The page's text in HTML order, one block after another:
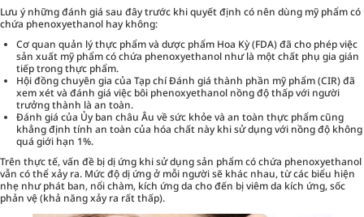
Lưu ý những đánh giá sau đây trước khi quyết định có nên dùng mỹ phẩm có
chứa phenoxyethanol hay không:
Cơ quan quản lý thực phẩm và dược phẩm Hoa Kỳ (FDA) đã cho phép việc
sản xuất mỹ phẩm có chứa phenoxyethanol như là một chất phụ gia gián
tiếp trong thực phẩm.
Hội đồng chuyên gia của Tạp chí Đánh giá thành phần mỹ phẩm (CIR) đã
xem xét và đánh giá việc bôi phenoxyethanol nồng độ thấp với người
trưởng thành là an toàn.
Đánh giá của Ủy ban châu Âu về sức khỏe và an toàn thực phẩm cũng
khẳng định tính an toàn của hóa chất này khi sử dụng với nồng độ không
quá giới hạn 1%.
Trên thực tế, vấn đề bị dị ứng khi sử dụng sản phẩm có chứa phenoxyethanol
vẫn có thể xảy ra. Mức độ dị ứng ở mỗi người sẽ khác nhau, từ các biểu hiện
nhẹ như phát ban, nổi chàm, kích ứng da cho đến bị viêm da kích ứng, sốc
phản vệ (khả năng xảy ra rất thấp).